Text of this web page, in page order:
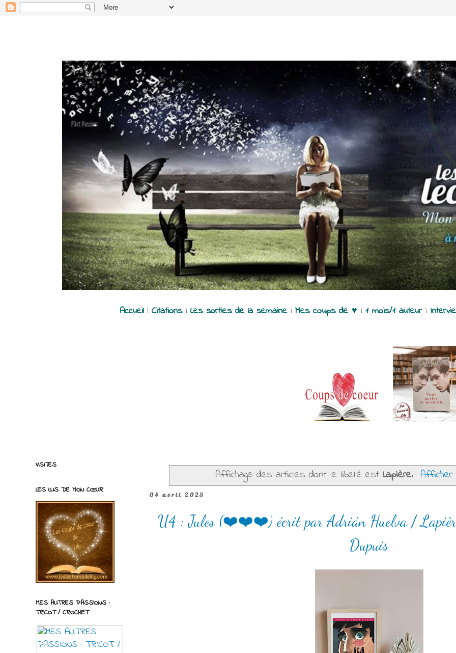
Accueil| Citations| Les sorties de la semaine| Mes coups de ♥ | 1 mois/1 auteur|
Affichage des articles dont le libellé est Lapière.
04 avril 2023
U4 : Jules (❤️❤️❤️) écrit par Adrián Huelva /
Dupuis
VISITES
LES LUS DE MON CŒUR
MES AUTRES PASSIONS :
TRICOT / CROCHET